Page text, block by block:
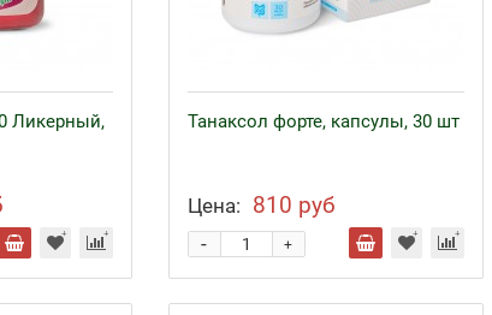
Ликерный,
Танаксол форте, капсулы, 30 шт
Цена: 810 руб
+
-